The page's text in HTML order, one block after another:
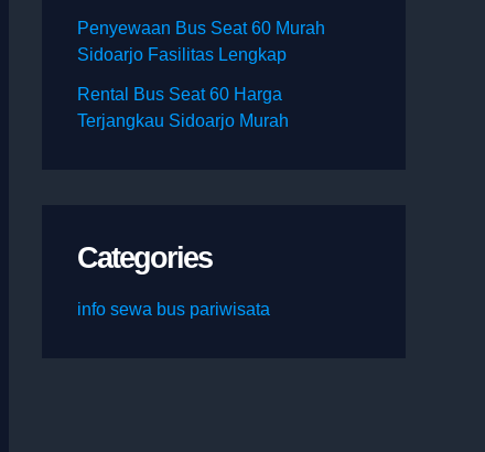
Penyewaan Bus Seat 60 Murah
Sidoarjo Fasilitas Lengkap
Rental Bus Seat 60 Harga
Terjangkau Sidoarjo Murah
Categories
info sewa bus pariwisata